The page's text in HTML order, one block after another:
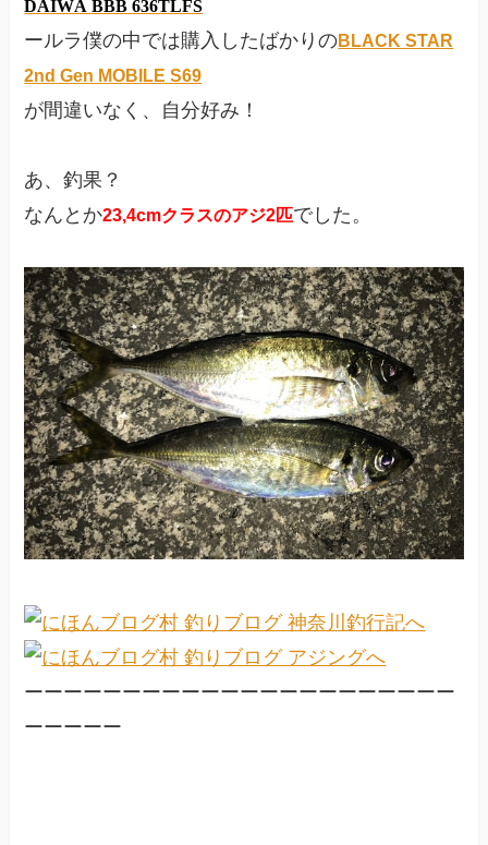
DAIWA BBB 636TLFS
ールラ僕の中では購入したばかりのBLACK STAR
2nd Gen MOBILE S69
が間違いなく、自分好み！
あ、釣果？
なんとか23,4cmクラスのアジ2匹でした。
ーーーーーーーーーーーーーーーーーーーーーー
ーーーーー